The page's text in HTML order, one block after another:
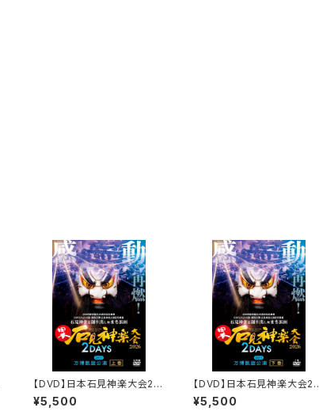
【DVD】日本石見神楽大会20
26 2DAYS【DAY-1】万博凱
旋公演〔上巻〕
¥5,500
【DVD】日本石見神楽大会20
26 2DAYS【DAY-1】万博凱
旋公演〔下巻〕
¥5,500